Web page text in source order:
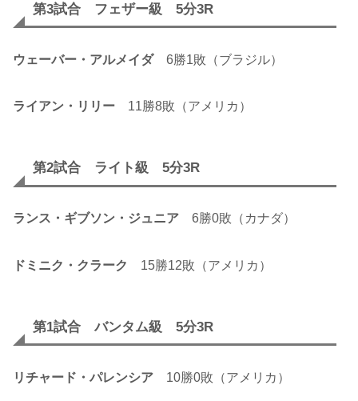
第3試合 フェザー級 5分3R
ウェーバー・アルメイダ6勝1敗（ブラジル）
ライアン・リリー 11勝8敗（アメリカ）
第2試合 ライト級 5分3R
ランス・ギブソン・ジュニア 6勝0敗（カナダ）
ドミニク・クラーク 15勝12敗（アメリカ）
第1試合 バンタム級 5分3R
リチャード・パレンシア 10勝0敗（アメリカ）